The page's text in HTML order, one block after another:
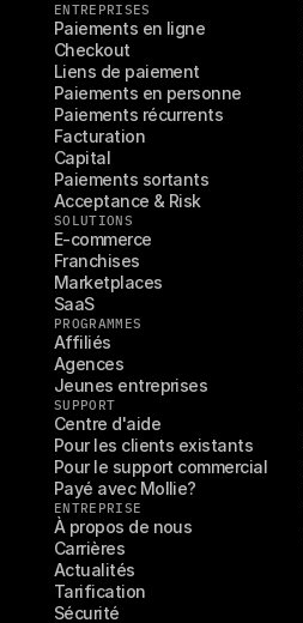
ENTREPRISES
Paiements en ligne
Checkout
Liens de paiement
Paiements en personne
Paiements récurrents
Facturation
Capital
Paiements sortants
Acceptance & Risk
SOLUTIONS
E-commerce
Franchises
Marketplaces
SaaS
PROGRAMMES
Affiliés
Agences
Jeunes entreprises
SUPPORT
Centre d'aide
Pour les clients existants
Pour le support commercial
Payé avec Mollie?
ENTREPRISE
À propos de nous
Carrières
Actualités
Tarification
Sécurité